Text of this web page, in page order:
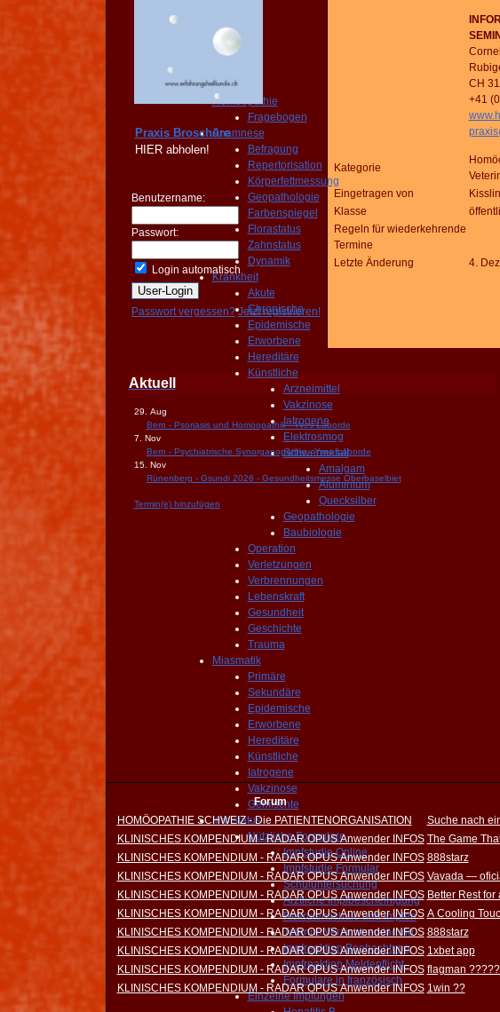
PRAXIS
Homöopathie
Diagnose
PRAXIS
Homöopathie
Fragebogen
Anamnese
Befragung
Repertorisation
Körperfettmessung
Geopathologie
Farbenspiegel
Florastatus
Zahnstatus
Dynamik
Krankheit
Akute
Chronische
Epidemische
Erworbene
Hereditäre
Künstliche
Arzneimittel
Vakzinose
Iatrogene
Elektrosmog
Schwermetall
Amalgam
Aluminium
Quecksilber
Geopathologie
Baubiologie
Operation
Verletzungen
Verbrennungen
Lebenskraft
Gesundheit
Geschichte
Trauma
Miasmatik
Primäre
Sekundäre
Epidemische
Erworbene
Hereditäre
Künstliche
Iatrogene
Vakzinose
Gemischte
Impfstatus
Nützliche Formulare
Impfstudie Online
Impfstudie Formular
Schuluntersuchung
Ärztliche Impfbescheinigung
Rekrutenschule und Impfen
Tetanus Verzichtserklärung
Impfreaktion Beobachtung
Impfreaktion Meldepflicht
Formulare in französisch
Einzelne Impfungen
Praxis Broschüre
HIER abholen!
Benutzername:
Passwort:
Login automatisch
Passwort vergessen? Jetzt registrieren!
CH
+41
Kategorie
Eingetragen von
Klasse
Regeln für wiederkehrende
Termine
Letzte Änderung
4.
Aktuell
29. Aug
Bern - Psoriasis und Homöopathik - Yves Laborde
7. Nov
Bern - Psychiatrische Synorganopathie - Yves Laborde
15. Nov
Rünenberg - Gsundi 2026 - Gesundheitsmesse Oberbaselbiet
Termin(e) hinzufügen
Forum
HOMÖOPATHIE SCHWEIZ - Die PATIENTENORGANISATION
Suche nach
KLINISCHES KOMPENDIUM - RADAR OPUS Anwender INFOS The Game
KLINISCHES KOMPENDIUM - RADAR OPUS Anwender INFOS 888starz
KLINISCHES KOMPENDIUM - RADAR OPUS Anwender INFOS Vavada —
KLINISCHES KOMPENDIUM - RADAR OPUS Anwender INFOS Better Rest for
KLINISCHES KOMPENDIUM - RADAR OPUS Anwender INFOS A Cooling
KLINISCHES KOMPENDIUM - RADAR OPUS Anwender INFOS 888starz
KLINISCHES KOMPENDIUM - RADAR OPUS Anwender INFOS 1xbet app
KLINISCHES KOMPENDIUM - RADAR OPUS Anwender INFOS flagman
KLINISCHES KOMPENDIUM - RADAR OPUS Anwender INFOS 1win ??